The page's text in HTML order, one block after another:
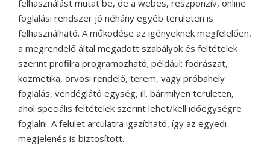
felhasználást mutat be, de a webes, reszponzív, online
foglalási rendszer jó néhány egyéb területen is
felhasználható. A működése az igényeknek megfelelően,
a megrendelő által megadott szabályok és feltételek
szerint profilra programozható; például: fodrászat,
kozmetika, orvosi rendelő, terem, vagy próbahely
foglalás, vendéglátó egység, ill. bármilyen területen,
ahol speciális feltételek szerint lehet/kell időegységre
foglalni. A felület arculatra igazítható, így az egyedi
megjelenés is biztosított.